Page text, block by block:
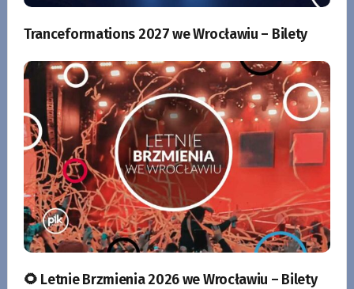
Tranceformations 2027 we Wrocławiu – Bilety
🌻 Letnie Brzmienia 2026 we Wrocławiu – Bilety